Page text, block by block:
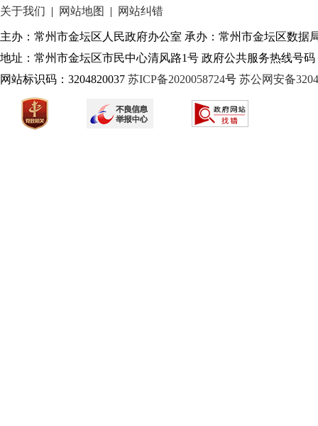
历史沿革
关于我们 | 网站地图 | 网站纠错
主办：常州市金坛区人民政府办公室 承办：常州市金坛区数据
地址：常州市金坛区市民中心清风路1号 政府公共服务热线号码
网站标识码：3204820037 苏ICP备2020058724号 苏公网安备